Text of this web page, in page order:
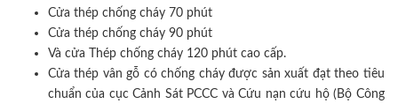
Cửa thép chống cháy 70 phút
Cửa thép chống cháy 90 phút
Và cửa Thép chống cháy 120 phút cao cấp.
Cửa thép vân gỗ có chống cháy được sản xuất đạt theo tiêu
chuẩn của cục Cảnh Sát PCCC và Cứu nạn cứu hộ (Bộ Công